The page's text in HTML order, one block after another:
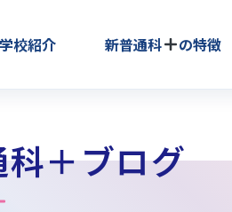
学校紹介 新普通科 の特徴
＋ブログ